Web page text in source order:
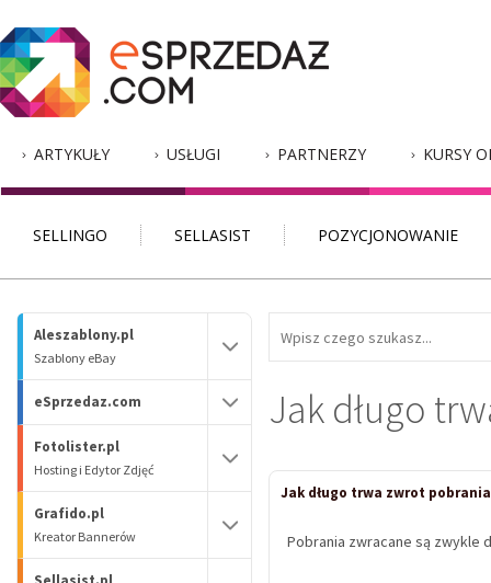
ARTYKUŁY USŁUGI PARTNERZY KURSY
SELLINGO SELLASIST POZYCJONOWANIE
Aleszablony.pl
Szablony eBay
eSprzedaz.com
Fotolister.pl
Hosting i Edytor Zdjęć
Grafido.pl
Kreator Bannerów
Jak długo
Jak długo trwa zwrot
Pobrania zwracane są zwykle